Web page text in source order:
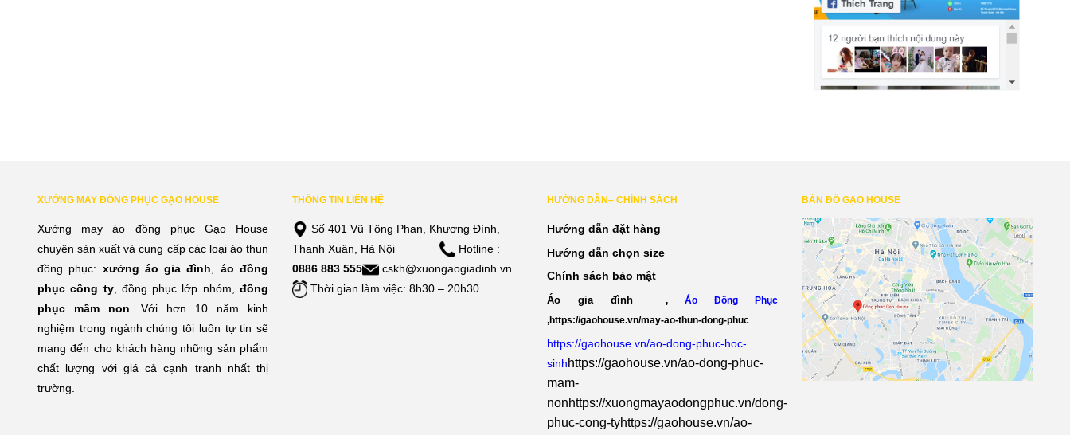
XƯỞNG MAY ĐỒNG PHỤC GẠO HOUSE
Xưởng may áo đồng phục Gạo House
chuyên sản xuất và cung cấp các loại áo thun
đồng phục: xưởng áo gia đình
áo đồng
phục công ty, đồng phục lớp nhóm,đồng
phục mầm non …Với hơn 10 năm kinh
nghiệm trong ngành chúng tôi luôn tự tin sẽ
mang đến cho khách hàng những sản phẩm
chất lượng với giá cả cạnh tranh nhất thị
trường.
THÔNG TIN LIÊN HỆ
Số 401 Vũ Tông Phan, Khương Đình,
Thanh Xuân, Hà Nội
Hotline :
0886 883 555
cskh@xuongaogiadinh.vn
Thời gian làm việc: 8h30 – 20h30
HƯỚNG DẪN– CHÍNH SÁCH
Hướng dẫn đặt hàng
Hướng dẫn chọn size
Chính sách bảo mật
Áo gia đình,Áo Đồng Phục
,https://gaohouse.vn/may-ao-thun-dong-phuc
https://gaohouse.vn/ao-dong-phuc-hoc-
sinhhttps://gaohouse.vn/ao-dong-phuc-
mam-
nonhttps://xuongmayaodongphuc.vn/dong-
phuc-cong-tyhttps://gaohouse.vn/ao-
BẢN ĐỒ GẠO HOUSE